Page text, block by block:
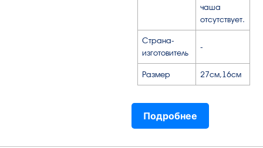
чаша
отсутствует.
Страна-
изготовитель
-
Размер 27см,16см
Подробнее